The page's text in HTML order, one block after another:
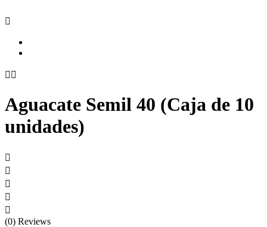

 
Aguacate Semil 40 (Caja de 10
unidades)





(0) Reviews